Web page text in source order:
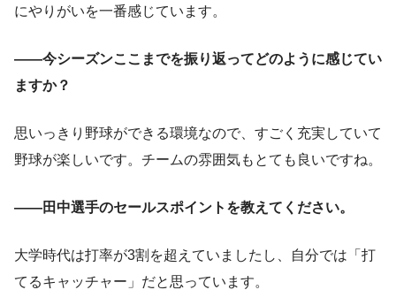
にやりがいを一番感じています。
――今シーズンここまでを振り返ってどのように感じてい
ますか？
思いっきり野球ができる環境なので、すごく充実していて
野球が楽しいです。チームの雰囲気もとても良いですね。
――田中選手のセールスポイントを教えてください。
大学時代は打率が3割を超えていましたし、自分では「打
てるキャッチャー」だと思っています。